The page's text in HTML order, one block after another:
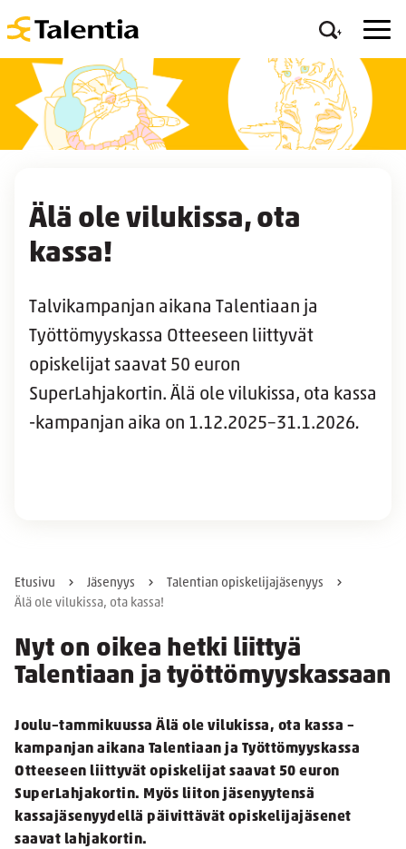
Älä ole vilukissa, ota
kassa!
Talvikampanjan aikana Talentiaan ja
Työttömyyskassa Otteeseen liittyvät
opiskelijat saavat 50 euron
SuperLahjakortin. Älä ole vilukissa, ota kassa
-kampanjan aika on 1.12.2025–31.1.2026.
Etusivu Jäsenyys
Talentian opiskelijajäsenyys
Älä ole vilukissa, ota kassa!
Nyt on oikea hetki liittyä
Talentiaan ja työttömyyskassaan
Joulu–tammikuussa Älä ole vilukissa, ota kassa –
kampanjan aikana Talentiaan ja Työttömyyskassa
Otteeseen liittyvät opiskelijat saavat 50 euron
SuperLahjakortin. Myös liiton jäsenyytensä
kassajäsenyydellä päivittävät opiskelijajäsenet
saavat lahjakortin.